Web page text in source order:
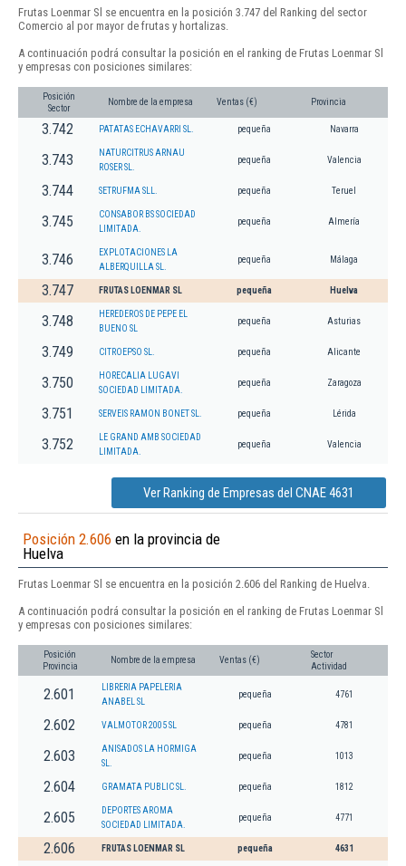
Frutas Loenmar Sl se encuentra en la posición 3.747 del Ranking del sector
Comercio al por mayor de frutas y hortalizas.
A continuación podrá consultar la posición en el ranking de Frutas Loenmar Sl
y empresas con posiciones similares:
Posición
Sector
Nombre de la empresa Ventas (€) Provincia
3.742 PATATAS ECHAVARRI SL. pequeña Navarra
3.743
NATURCITRUS ARNAU
ROSER SL.
pequeña Valencia
3.744 SETRUFMA SLL. pequeña Teruel
3.745
CONSABOR BS SOCIEDAD
LIMITADA.
pequeña Almería
3.746
EXPLOTACIONES LA
ALBERQUILLA SL.
pequeña Málaga
3.747 FRUTAS LOENMAR SL pequeña Huelva
3.748
HEREDEROS DE PEPE EL
BUENO SL
pequeña Asturias
3.749 CITROEPSO SL. pequeña Alicante
3.750
HORECALIA LUGAVI
SOCIEDAD LIMITADA.
pequeña Zaragoza
3.751 SERVEIS RAMON BONET SL. pequeña Lérida
3.752
LE GRAND AMB SOCIEDAD
LIMITADA.
pequeña Valencia
Ver Ranking de Empresas del CNAE 4631
Posición 2.606 en la provincia de
Huelva
Frutas Loenmar Sl se encuentra en la posición 2.606 del Ranking de Huelva.
A continuación podrá consultar la posición en el ranking de Frutas Loenmar Sl
y empresas con posiciones similares:
Posición
Provincia
Nombre de la empresa Ventas (€)
Sector
Actividad
2.601
LIBRERIA PAPELERIA
ANABEL SL
pequeña 4761
2.602 VALMOTOR 2005 SL pequeña 4781
2.603
ANISADOS LA HORMIGA
SL.
pequeña 1013
2.604 GRAMATA PUBLIC SL. pequeña 1812
2.605
DEPORTES AROMA
SOCIEDAD LIMITADA.
pequeña 4771
2.606 FRUTAS LOENMAR SL pequeña 4631